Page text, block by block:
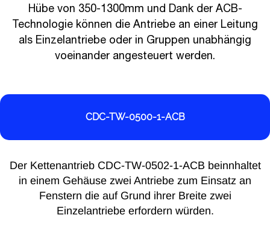
Hübe von 350-1300mm und Dank der ACB-
Technologie können die Antriebe an einer Leitung
als Einzelantriebe oder in Gruppen unabhängig
voeinander angesteuert werden.
CDC-TW-0500-1-ACB
Der Kettenantrieb CDC-TW-0502-1-ACB beinnhaltet
in einem Gehäuse zwei Antriebe zum Einsatz an
Fenstern die auf Grund ihrer Breite zwei
Einzelantriebe erfordern würden.